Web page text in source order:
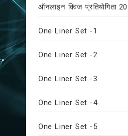
ऑनलाइन क्विज प्रतियोगिता
One Liner Set -1
One Liner Set -2
One Liner Set -3
One Liner Set -4
One Liner Set -5